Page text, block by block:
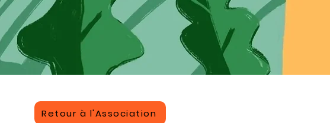
Retour à l'Association